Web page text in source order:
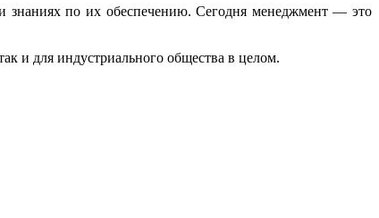
знаниях по их обеспечению. Сегодня менеджмент — это
и для индустриального общества в целом.